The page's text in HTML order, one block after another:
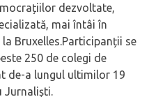
dezvoltate,
mai întâi în
Bruxelles.Participanții se
250 de colegi de
de-a lungul ultimilor 19
Jurnaliști.